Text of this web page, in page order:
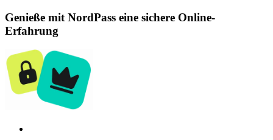
Genieße mit NordPass eine sichere Online-
Erfahrung